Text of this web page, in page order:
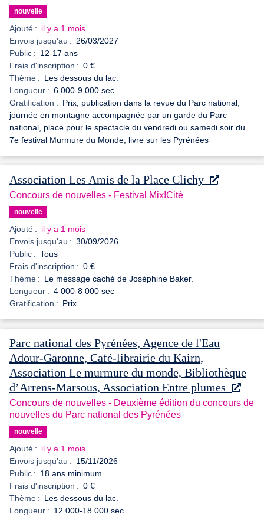
nouvelle
Ajouté : il y a 1 mois
Envois jusqu'au : 26/03/2027
Public : 12-17 ans
Frais d'inscription : 0 €
Thème : Les dessous du lac.
Longueur : 6 000-9 000 sec
Gratification : Prix, publication dans la revue du Parc national,
journée en montagne accompagnée par un garde du Parc
national, place pour le spectacle du vendredi ou samedi soir du
7e festival Murmure du Monde, livre sur les Pyrénées
Association Les Amis de la Place Clichy
Concours de nouvelles - Festival Mix!Cité
nouvelle
Ajouté : il y a 1 mois
Envois jusqu'au : 30/09/2026
Public : Tous
Frais d'inscription : 0 €
Thème : Le message caché de Joséphine Baker.
Longueur : 4 000-8 000 sec
Gratification : Prix
Parc national des Pyrénées, Agence de l'Eau
Adour-Garonne, Café-librairie du Kairn,
Association Le murmure du monde, Bibliothèque
d’Arrens-Marsous, Association Entre plumes
Concours de nouvelles - Deuxième édition du concours de
nouvelles du Parc national des Pyrénées
nouvelle
Ajouté : il y a 1 mois
Envois jusqu'au : 15/11/2026
Public : 18 ans minimum
Frais d'inscription : 0 €
Thème : Les dessous du lac.
Longueur : 12 000-18 000 sec